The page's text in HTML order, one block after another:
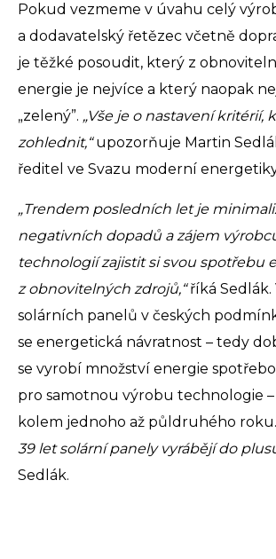
Pokud vezmeme v úvahu celý
a dodavatelský řetězec včetně
je těžké posoudit, který z
energie je nejvíce a který naopak
„zelený”. „Vše je o nastavení kritérií,
zohlednit,“upozorňuje Martin
ředitel ve Svazu moderní
„Trendem posledních let je
negativních dopadů a zájem
technologií zajistit si svou spotřebu
z obnovitelných zdrojů,“říká Sedlák.
solárních panelů v českých
se energetická návratnost – tedy
se vyrobí množství energie
pro samotnou výrobu technologie
kolem jednoho až půldruhého roku.
39 let solární panely vyrábějí do
Sedlák.